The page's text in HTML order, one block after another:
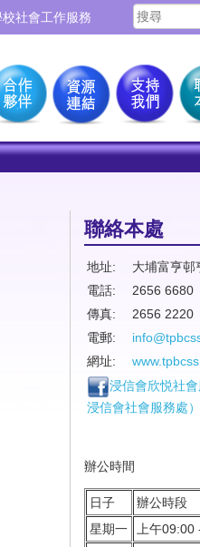
校社會工作服務
聯絡本處
地址:
大埔富亨邨
電話:
2656 6680
傳真:
2656 2220
電郵:
網址:
浸信會欣悦社
浸信會社會服務處）
辦公時間
日子
辦公時段
星期一
上午